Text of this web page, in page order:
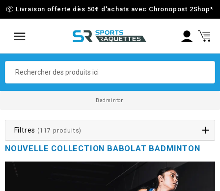
📦 Livraison offerte dès 50€ d'achats avec Chronopost 2Shop*
Badminton
Filtres (117 produits)
NOUVELLE COLLECTION BABOLAT BADMINTON